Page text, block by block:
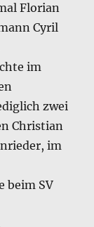
Florian
Cyril
im
zwei
Christian
im
beim SV